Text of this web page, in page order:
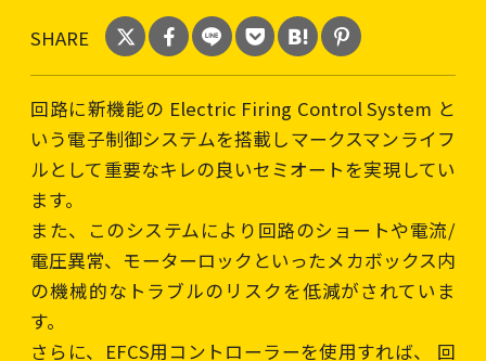
SHARE
回路に新機能の Electric Firing Control System と
いう電子制御システムを搭載しマークスマンライフ
ルとして重要なキレの良いセミオートを実現してい
ます。
また、このシステムにより回路のショートや電流/
電圧異常、モーターロックといったメカボックス内
の機械的なトラブルのリスクを低減がされていま
す。
さらに、EFCS用コントローラーを使用すれば、 回